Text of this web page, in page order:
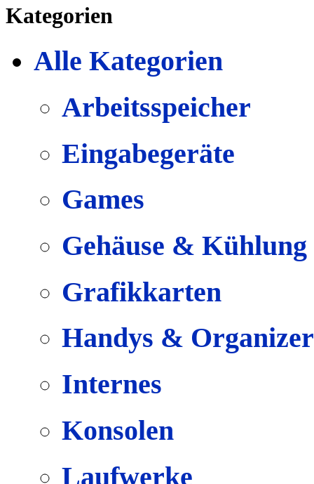
Kategorien
Alle Kategorien
Arbeitsspeicher
Eingabegeräte
Games
Gehäuse & Kühlung
Grafikkarten
Handys & Organizer
Internes
Konsolen
Laufwerke